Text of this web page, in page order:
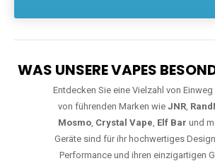
WAS UNSERE VAPES
Entdecken Sie eine Vielzahl von Einweg
von führenden Marken wie JNR,
Mosmo, Crystal Vape, Elf Bar und
Geräte sind für ihr hochwertiges
Performance und ihren einzigartigen